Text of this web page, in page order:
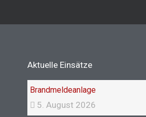
Aktuelle Einsätze
Brandmeldeanlage
5. August 2026